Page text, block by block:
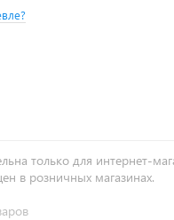
только для интернет-
в розничных магазинах.